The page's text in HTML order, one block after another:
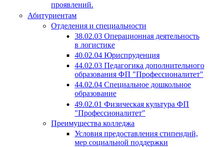
проявлений.
Абитуриентам
Отделения и специальности
38.02.03 Операционная деятельность
в логистике
40.02.04 Юриспруденция
44.02.03 Педагогика дополнительного
образования ФП "Профессионалитет"
44.02.04 Специальное дошкольное
образование
49.02.01 Физическая культура ФП
"Профессионалитет"
Преимущества колледжа
Условия предоставления стипендий,
мер социальной поддержки